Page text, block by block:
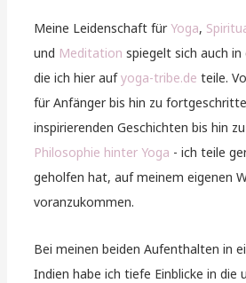
Meine Leidenschaft für Yoga,
und Meditation spiegelt sich auch
die ich hier aufyoga-tribe.de teile.
für Anfänger bis hin zu
inspirierenden Geschichten bis hin
Philosophie hinter Yoga - ich teile
geholfen hat, auf meinem eigenen
voranzukommen.
Bei meinen beiden Aufenthalten in
Indien habe ich tiefe Einblicke in die